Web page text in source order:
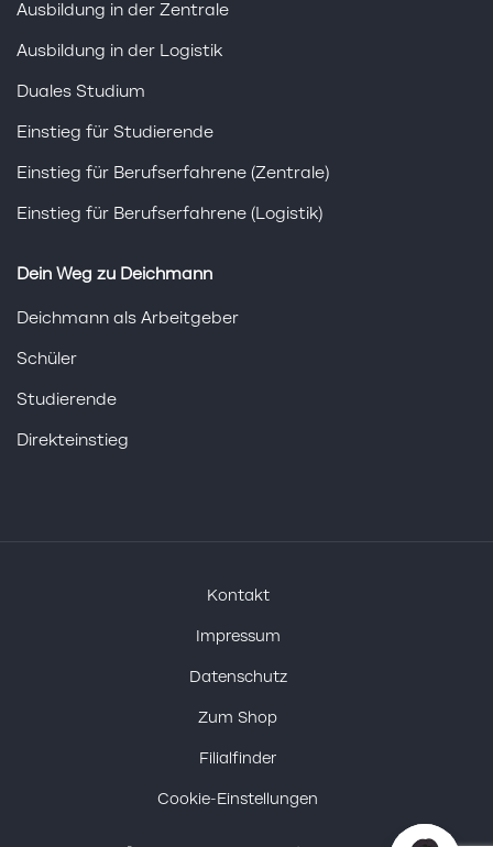
Ausbildung in der Zentrale
Ausbildung in der Logistik
Duales Studium
Einstieg für Studierende
Einstieg für Berufserfahrene (Zentrale)
Einstieg für Berufserfahrene (Logistik)
Dein Weg zu Deichmann
Deichmann als Arbeitgeber
Schüler
Studierende
Direkteinstieg
Kontakt
Impressum
Datenschutz
Zum Shop
Filialfinder
Cookie-Einstellungen